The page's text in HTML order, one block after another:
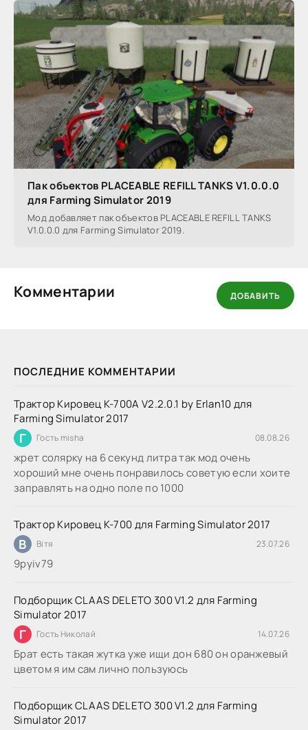
ПОСЛЕДНИЕ КОММЕНТАРИИ
Трактор Кировец К-700А V2.2.0.1 by Erlan10 для
Farming Simulator 2017
Г Гость misha 08.08.26
жрет солярку на 6 секунд литра так мод очень
хороший мне очень понравилось советую если хоите
заправлять на одно поле по 1000
Трактор Кировец К-700 для Farming Simulator 2017
В Вітя 23.07.26
9руіv79
Подборщик CLAAS DELETO 300 V1.2 для Farming
Simulator 2017
Г Гость Николай 14.07.26
Брат есть такая жутка уже ищи дон 680 он оранжевый
цветом я им сам лично пользуюсь
Подборщик CLAAS DELETO 300 V1.2 для Farming
Simulator 2017
Пак объектов PLACEABLE REFILL TANKS V1.0.0.0
для Farming Simulator 2019
Мод добавляет пак объектов PLACEABLE REFILL TANKS
V1.0.0.0 для Farming Simulator 2019.
Комментарии ДОБАВИТЬ